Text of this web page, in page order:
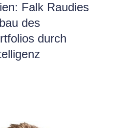
Falk Raudies
des
durch